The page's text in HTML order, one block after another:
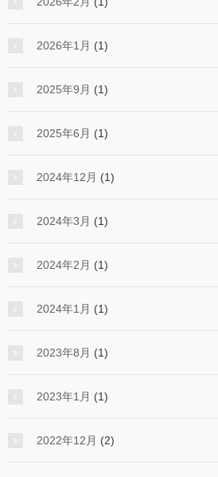
2026年1月 (1)
2025年9月 (1)
2025年6月 (1)
2024年12月 (1)
2024年3月 (1)
2024年2月 (1)
2024年1月 (1)
2023年8月 (1)
2023年1月 (1)
2022年12月 (2)